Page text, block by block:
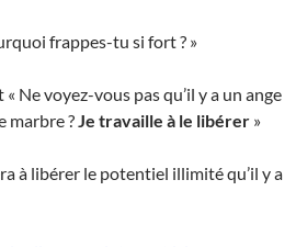
frappes-tu si fort ? »
Ne voyez-vous pas qu’il y a un ange
marbre ?Je travaille à le libérer »
à libérer le potentiel illimité qu’il y a